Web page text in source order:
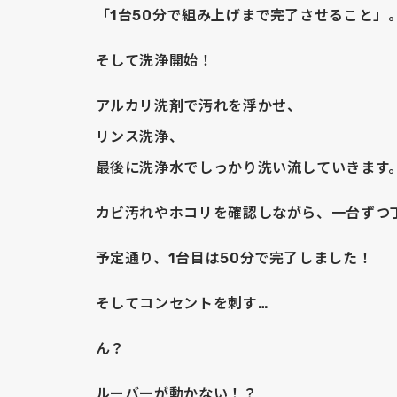
「1台50分で組み上げまで完了させること」。
そして洗浄開始！
アルカリ洗剤で汚れを浮かせ、
リンス洗浄、
最後に洗浄水でしっかり洗い流していきます。
カビ汚れやホコリを確認しながら、一台ずつ
予定通り、1台目は50分で完了しました！
そしてコンセントを刺す…
ん？